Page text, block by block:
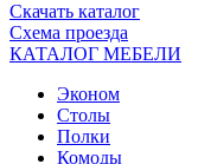
Скачать каталог
Схема проезда
КАТАЛОГ МЕБЕЛИ
Эконом
Столы
Полки
Комоды